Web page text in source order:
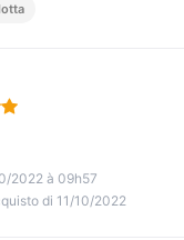
5
2022 à 09h57
di 11/10/2022